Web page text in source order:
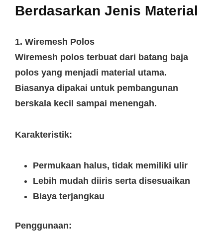
Berdasarkan Jenis Material
1. Wiremesh Polos
Wiremesh polos terbuat dari batang baja
polos yang menjadi material utama.
Biasanya dipakai untuk pembangunan
berskala kecil sampai menengah.
Karakteristik:
Permukaan halus, tidak memiliki ulir
Lebih mudah diiris serta disesuaikan
Biaya terjangkau
Penggunaan: